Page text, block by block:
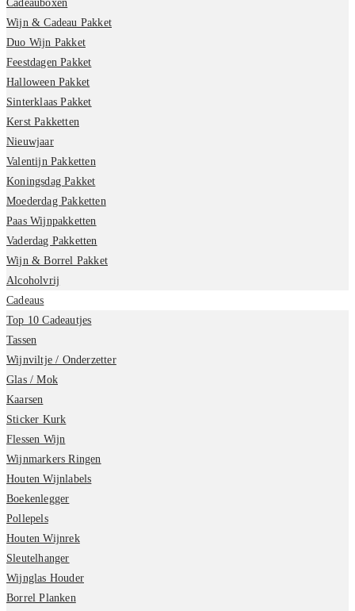
Cadeauboxen
Wijn & Cadeau Pakket
Duo Wijn Pakket
Feestdagen Pakket
Halloween Pakket
Sinterklaas Pakket
Kerst Pakketten
Nieuwjaar
Valentijn Pakketten
Koningsdag Pakket
Moederdag Pakketten
Paas Wijnpakketten
Vaderdag Pakketten
Wijn & Borrel Pakket
Alcoholvrij
Cadeaus
Top 10 Cadeautjes
Tassen
Wijnviltje / Onderzetter
Glas / Mok
Kaarsen
Sticker Kurk
Flessen Wijn
Wijnmarkers Ringen
Houten Wijnlabels
Boekenlegger
Pollepels
Houten Wijnrek
Sleutelhanger
Wijnglas Houder
Borrel Planken